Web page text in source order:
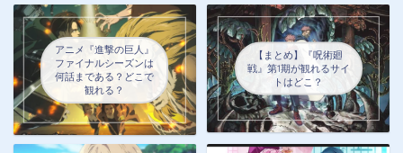
アニメ『進撃の巨人』
ファイナルシーズンは
何話まである？どこで
観れる？
【まとめ】『呪術廻
戦』第1期が観れるサイ
トはどこ？